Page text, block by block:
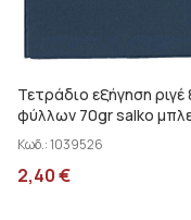
Τετράδιο εξήγηση ριγέ
φύλλων 70gr salko
Κωδ.:1039526
2,40€